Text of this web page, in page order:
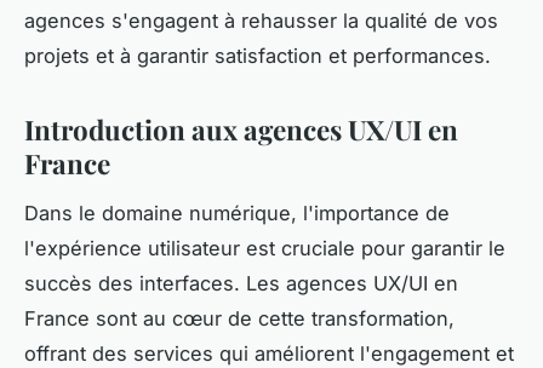
agences s'engagent à rehausser la qualité de vos
projets et à garantir satisfaction et performances.
Introduction aux agences UX/UI en
France
Dans le domaine numérique, l'importance de
l'expérience utilisateur est cruciale pour garantir le
succès des interfaces. Les agences UX/UI en
France sont au cœur de cette transformation,
offrant des services qui améliorent l'engagement et